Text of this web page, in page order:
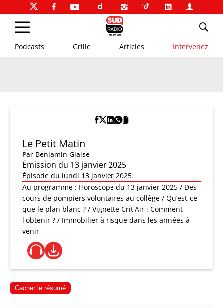
Podcasts Grille Articles Intervenez
Le Petit Matin
Par Benjamin Glaise
Émission du 13 janvier 2025
Épisode du lundi 13 janvier 2025
Au programme : Horoscope du 13 janvier 2025 / Des
cours de pompiers volontaires au collège / Qu’est-ce
que le plan blanc ? / Vignette Crit'Air : Comment
l'obtenir ? / Immobilier à risque dans les années à
venir
Cacher le résumé